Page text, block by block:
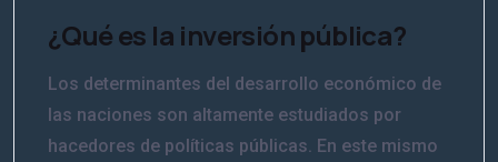
¿Qué es la inversión pública?
Los determinantes del desarrollo económico de
las naciones son altamente estudiados por
hacedores de políticas públicas. En este mismo